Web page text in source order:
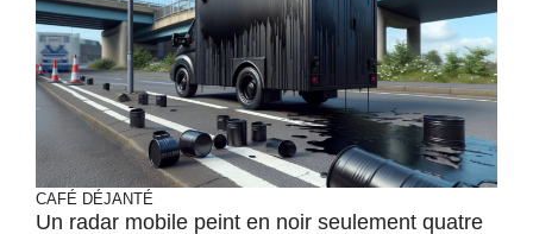
CAFÉ DÉJANTÉ
Un radar mobile peint en noir seulement quatre